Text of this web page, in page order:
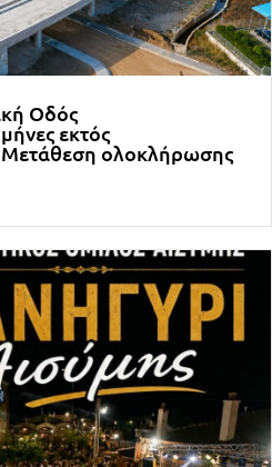
Οδός
εκτός
Μετάθεση ολοκλήρωσης